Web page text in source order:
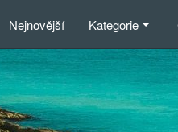
Nejnovější Kategorie